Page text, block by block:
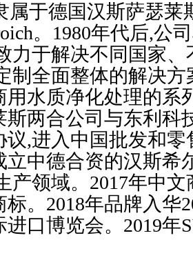
属于德国汉斯萨瑟莱
。1980年代后,公
力于解决不同国家
制全面整体的解决
用水质净化处理的系
斯两合公司与东利科
议,进入中国批发和零
立中德合资的汉斯希
产领域。2017年中文
标。2018年品牌入华
口博览会。2019年